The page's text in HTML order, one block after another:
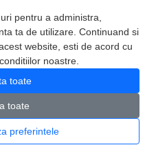
pentru a administra,
ta de utilizare. Continuand si
website, esti de acord cu
noastre.
toate
toate
preferintele